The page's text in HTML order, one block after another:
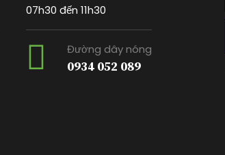
07h30 đến 11h30
Đường dây nóng
0934 052 089